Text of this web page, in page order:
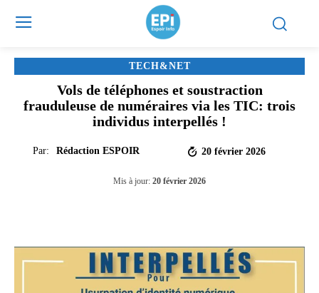
TECH&NET
Vols de téléphones et soustraction
frauduleuse de numéraires via les TIC: trois
individus interpellés !
Par: Rédaction ESPOIR 20 février 2026
Mis à jour: 20 février 2026